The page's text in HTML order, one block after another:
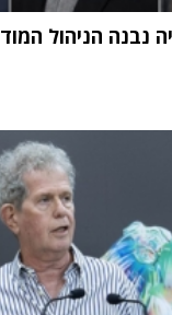
נבנה הניהול